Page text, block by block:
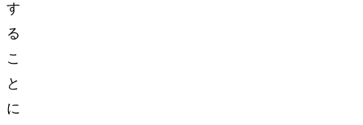
す
る
こ
と
に